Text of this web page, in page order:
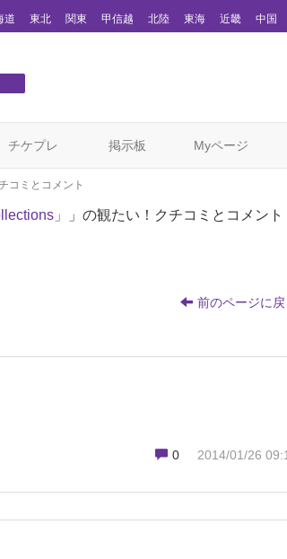
道 東北 関東 甲信越 北陸 東海 近畿 中国
チケプレ 掲示板 Myページ
コミとコメント
」 」の観たい！クチコミとコメント
前のページに戻
0
2014/01/26